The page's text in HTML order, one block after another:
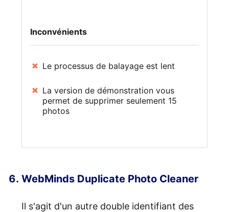
Inconvénients
Le processus de balayage est lent
La version de démonstration vous
permet de supprimer seulement 15
photos
WebMinds Duplicate Photo Cleaner
Il s'agit d'un autre double identifiant des